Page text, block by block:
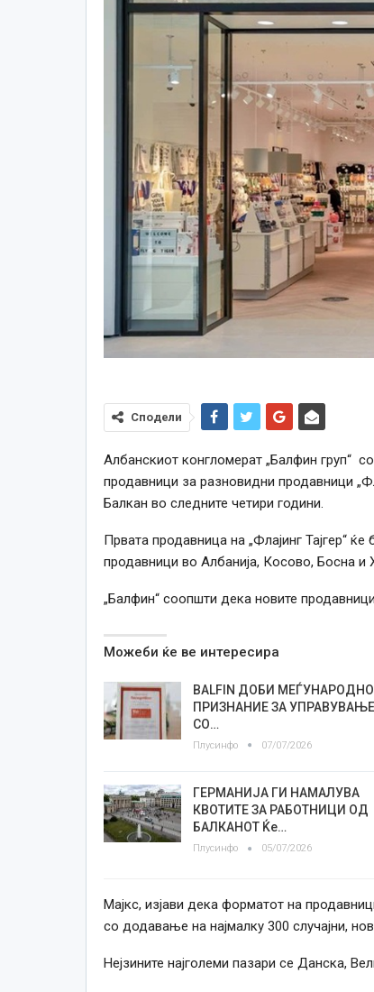
Сподели
Албанскиот конгломерат „Балфин груп“
продавници за разновидни продавници
Балкан во следните четири години.
Првата продавница на „Флајинг Тајгер“
продавници во Албанија, Косово, Босна и
„Балфин“ соопшти дека новите
Можеби ќе ве интересира
BALFIN ДОБИ МЕЃУНАРОДНО
ПРИЗНАНИЕ ЗА УПРАВУВАЊЕ
СО…
Плусинфо 07/07/2026
ГЕРМАНИЈА ГИ НАМАЛУВА
КВОТИТЕ ЗА РАБОТНИЦИ ОД
БАЛКАНОТ Ќе…
Плусинфо 05/07/2026
Мајкс, изјави дека форматот на
со додавање на најмалку 300 случајни,
Нејзините најголеми пазари се Данска,